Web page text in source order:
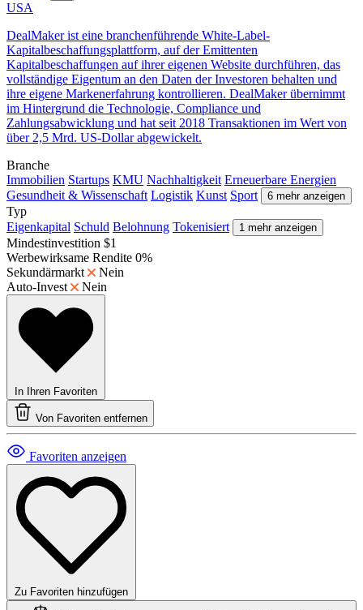
USA
DealMaker ist eine branchenführende White-Label-
Kapitalbeschaffungsplattform, auf der Emittenten
Kapitalbeschaffungen auf ihrer eigenen Website durchführen, das
vollständige Eigentum an den Daten der Investoren behalten und
ihre eigene Markenerfahrung kontrollieren. DealMaker übernimmt
im Hintergrund die Technologie, Compliance und
Zahlungsabwicklung und hat seit 2018 Transaktionen im Wert von
über 2,5 Mrd. US-Dollar abgewickelt.
Branche
Immobilien Startups KMU Nachhaltigkeit Erneuerbare Energien
Gesundheit & Wissenschaft Logistik Kunst Sport 6 mehr anzeigen
Typ
Eigenkapital Schuld Belohnung Tokenisiert 1 mehr anzeigen
Mindestinvestition $1
Werbewirksame Rendite 0%
Sekundärmarkt
Nein
Auto-Invest
Nein
In Ihren Favoriten
Von Favoriten entfernen
Favoriten anzeigen
Zu Favoriten hinzufügen